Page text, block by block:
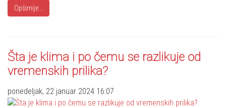
Opširnije...
Šta je klima i po čemu se razlikuje od
vremenskih prilika?
ponedeljak, 22 januar 2024 16:07